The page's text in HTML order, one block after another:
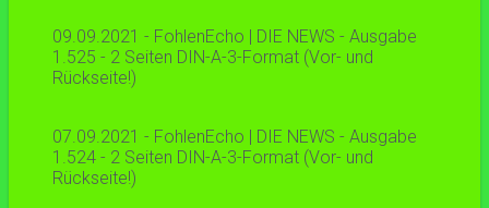
09.09.2021 - FohlenEcho | DIE NEWS - Ausgabe
1.525 - 2 Seiten DIN-A-3-Format (Vor- und
Rückseite!)
07.09.2021 - FohlenEcho | DIE NEWS - Ausgabe
1.524 - 2 Seiten DIN-A-3-Format (Vor- und
Rückseite!)